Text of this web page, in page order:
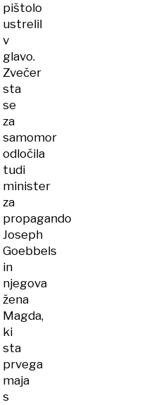
pištolo
ustrelil
v
glavo.
Zvečer
sta
se
za
samomor
odločila
tudi
minister
za
propagando
Joseph
Goebbels
in
njegova
žena
Magda,
ki
sta
prvega
maja
s